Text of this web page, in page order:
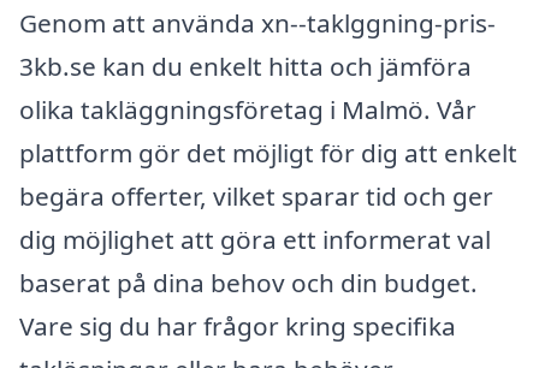
Genom att använda xn--taklggning-pris-
3kb.se kan du enkelt hitta och jämföra
olika takläggningsföretag i Malmö. Vår
plattform gör det möjligt för dig att enkelt
begära offerter, vilket sparar tid och ger
dig möjlighet att göra ett informerat val
baserat på dina behov och din budget.
Vare sig du har frågor kring specifika